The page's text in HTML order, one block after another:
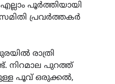
പൂർത്തിയായി
പ്രവർത്തകർ
രാത്രി
നിറമാല പുറത്ത്
പൂവ് ഒരുക്കൽ,